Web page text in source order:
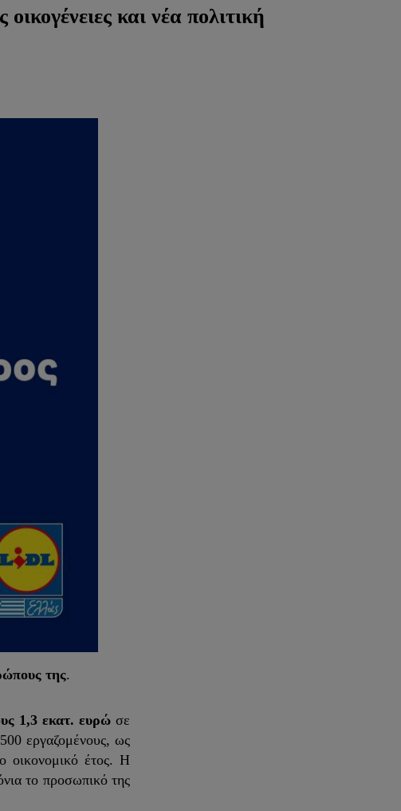
και νέα πολιτική
της.
1,3 εκατ. ευρώ σε
εργαζομένους, ως
οικονομικό έτος. Η
το προσωπικό της